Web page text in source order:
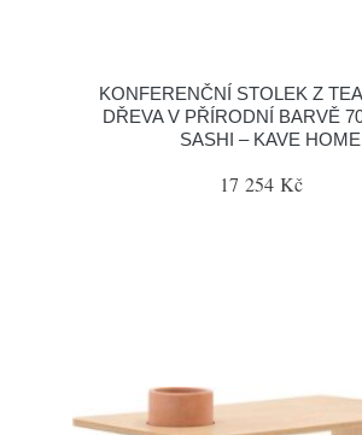
KONFERENČNÍ STOLEK Z
DŘEVA V PŘÍRODNÍ BARVĚ
SASHI – KAVE HOME
17 254 Kč